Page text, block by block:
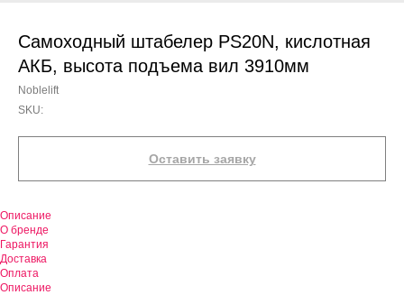
Самоходный штабелер PS20N, кислотная
АКБ, высота подъема вил 3910мм
Noblelift
SKU:
Оставить заявку
Описание
О бренде
Гарантия
Доставка
Оплата
Описание